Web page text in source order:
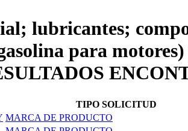
lubricantes;
para
TIPO SOLICITUD
MARCA DE PRODUCTO